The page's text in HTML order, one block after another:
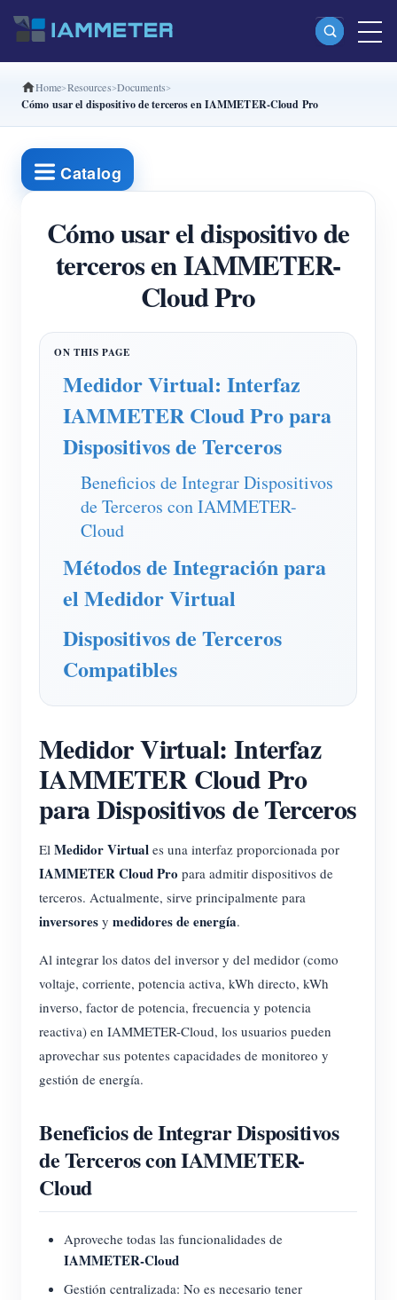
Productos
Medidor Wi-Fi bifásico (WEM2067)
Medidor Wi-Fi trifásico (WEM3046T)
Medidor Wi-Fi trifásico (WEM3050T)
Controlador de potencia WiFi
IAMMETER Cloud Pro
Simulador IAMMETER
Sistema de previsión y simulación energética
Aplicaciones
Monitor de energía para sistemas FV
Sistema de control para calentador FV
Automatización del hogar
Inicio rápido
Documentación
FAQ
Noticias
Blog
Comunidad
Actividades IAMMETER
Foro
App Store
Ranking FV
Home Resources Documents
Cómo usar el dispositivo de terceros en IAMMETER-Cloud Pro
Catalog
Cómo usar el dispositivo de
terceros en IAMMETER-
Cloud Pro
Medidor Virtual: Interfaz
IAMMETER Cloud Pro para
Dispositivos de Terceros
Beneficios de Integrar Dispositivos
de Terceros con IAMMETER-
Cloud
Métodos de Integración para
el Medidor Virtual
Dispositivos de Terceros
Compatibles
Medidor Virtual: Interfaz
IAMMETER Cloud Pro
para Dispositivos de Terceros
El Medidor Virtual es una interfaz proporcionada por
IAMMETER Cloud Pro para admitir dispositivos de
terceros. Actualmente, sirve principalmente para
inversores y medidores de energía.
Al integrar los datos del inversor y del medidor (como
voltaje, corriente, potencia activa, kWh directo, kWh
inverso, factor de potencia, frecuencia y potencia
reactiva) en IAMMETER-Cloud, los usuarios pueden
aprovechar sus potentes capacidades de monitoreo y
gestión de energía.
Beneficios de Integrar Dispositivos
de Terceros con IAMMETER-
Cloud
Aproveche todas las funcionalidades de
IAMMETER-Cloud
Gestión centralizada: No es necesario tener